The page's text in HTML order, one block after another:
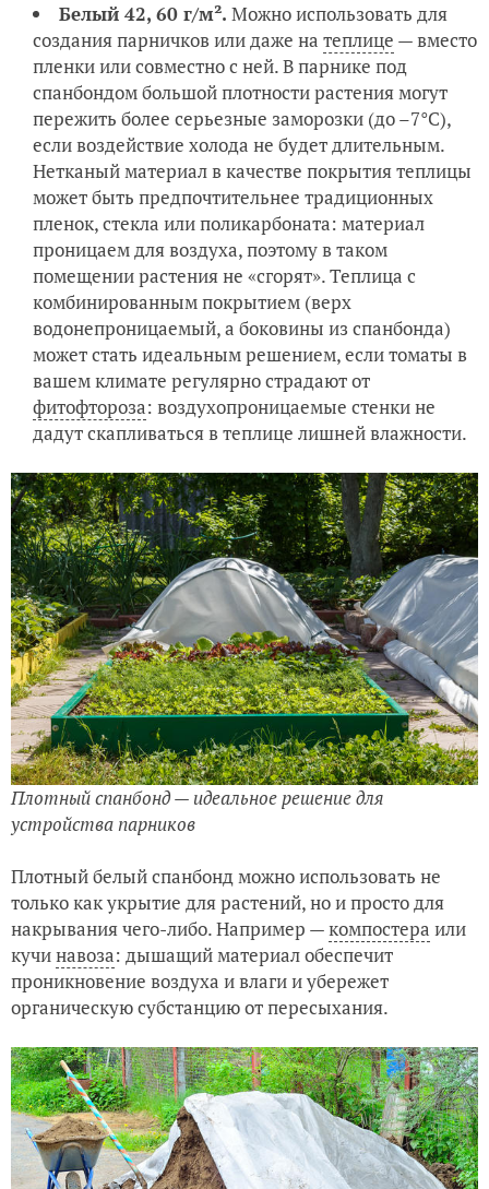
Белый 42, 60 г/м². Можно использовать для
создания парничков или даже на теплице — вместо
пленки или совместно с ней. В парнике под
спанбондом большой плотности растения могут
пережить более серьезные заморозки (до –7°С),
если воздействие холода не будет длительным.
Нетканый материал в качестве покрытия теплицы
может быть предпочтительнее традиционных
пленок, стекла или поликарбоната: материал
проницаем для воздуха, поэтому в таком
помещении растения не «сгорят». Теплица с
комбинированным покрытием (верх
водонепроницаемый, а боковины из спанбонда)
может стать идеальным решением, если томаты в
вашем климате регулярно страдают от
фитофтороза: воздухопроницаемые стенки не
дадут скапливаться в теплице лишней влажности.
Плотный спанбонд — идеальное решение для
устройства парников
Плотный белый спанбонд можно использовать не
только как укрытие для растений, но и просто для
накрывания чего-либо. Например —компостера или
кучинавоза: дышащий материал обеспечит
проникновение воздуха и влаги и убережет
органическую субстанцию от пересыхания.